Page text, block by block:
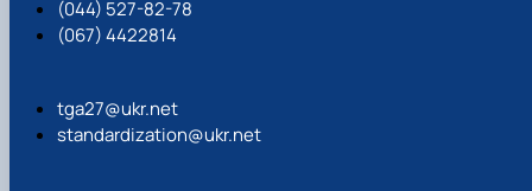
(044) 527-82-78
(067) 4422814
tga27@ukr.net
standardization@ukr.net